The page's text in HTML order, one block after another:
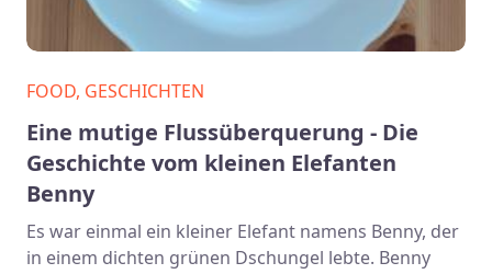
FOOD, GESCHICHTEN
Eine mutige Flussüberquerung - Die
Geschichte vom kleinen Elefanten
Benny
Es war einmal ein kleiner Elefant namens Benny, der
in einem dichten grünen Dschungel lebte. Benny